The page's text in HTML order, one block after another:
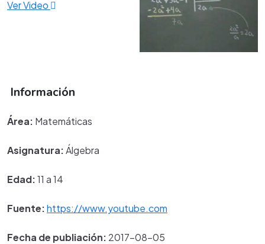
Ver Video
Información
Área: Matemáticas
Asignatura:Álgebra
Edad:11 a 14
Fuente:https://www.youtube.com
Fecha de publiación: 2017-08-05